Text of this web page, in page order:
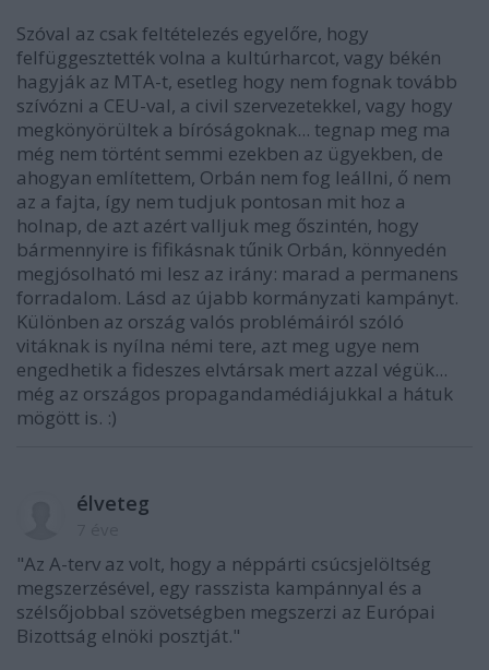
Szóval az csak feltételezés egyelőre, hogy
felfüggesztették volna a kultúrharcot, vagy békén
hagyják az MTA-t, esetleg hogy nem fognak tovább
szívózni a CEU-val, a civil szervezetekkel, vagy hogy
megkönyörültek a bíróságoknak... tegnap meg ma
még nem történt semmi ezekben az ügyekben, de
ahogyan említettem, Orbán nem fog leállni, ő nem
az a fajta, így nem tudjuk pontosan mit hoz a
holnap, de azt azért valljuk meg őszintén, hogy
bármennyire is fifikásnak tűnik Orbán, könnyedén
megjósolható mi lesz az irány: marad a permanens
forradalom. Lásd az újabb kormányzati kampányt.
Különben az ország valós problémáiról szóló
vitáknak is nyílna némi tere, azt meg ugye nem
engedhetik a fideszes elvtársak mert azzal végük...
még az országos propagandamédiájukkal a hátuk
mögött is. :)
élveteg
"Az A-terv az volt, hogy a néppárti csúcsjelöltség
megszerzésével, egy rasszista kampánnyal és a
szélsőjobbal szövetségben megszerzi az Európai
Bizottság elnöki posztját."